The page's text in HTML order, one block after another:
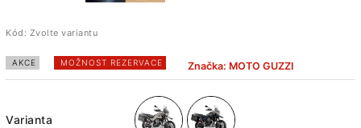
Kód: Zvolte variantu
AKCE MOŽNOST REZERVACE Značka: MOTO GUZZI
Varianta